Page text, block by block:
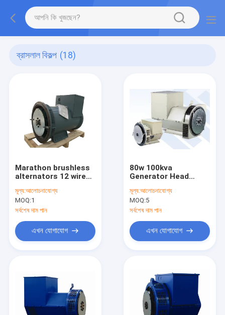
ব্রাসলাল বিকল্প (18)
Marathon brushless
alternators 12 wires
মূল্য:আলোচনাযোগ্য
MOQ:1
সর্বশেষ দাম পান
এখন যোগাযোগ
80w 100kva
Generator Head
50hz Three phase
মূল্য:আলোচনাযোগ্য
MOQ:5
সর্বশেষ দাম পান
এখন যোগাযোগ